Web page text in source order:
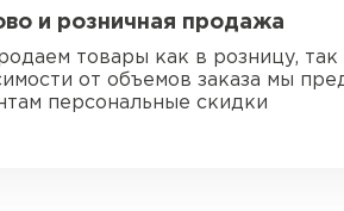
и розничная продажа
товары как в розницу, так
от объемов заказа мы
персональные скидки